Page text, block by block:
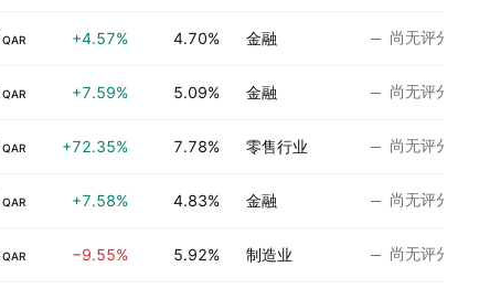
QAR +4.57% 4.70% 金融 尚无评分
QAR +7.59% 5.09% 金融 尚无评分
QAR +72.35% 7.78% 零售行业 尚无评分
QAR +7.58% 4.83% 金融 尚无评分
QAR −9.55% 5.92% 制造业 尚无评分